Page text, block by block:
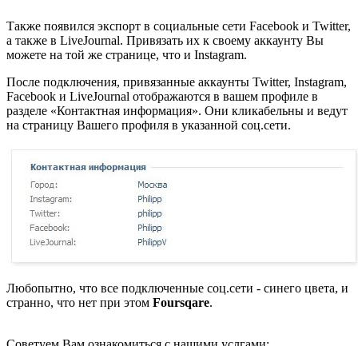
Также появился экспорт в социальные сети Facebook и Twitter,
а также в LiveJournal. Привязать их к своему аккаунту Вы
можете на той же странице, что и Instagram.
После подключения, привязанные аккаунты Twitter, Instagram,
Facebook и LiveJournal отображаются в вашем профиле в
разделе «Контактная информация». Они кликабельны и ведут
на страницу Вашего профиля в указанной соц.сети.
Любопытно, что все подключенные соц.сети - синего цвета, и
странно, что нет при этом Foursqare.